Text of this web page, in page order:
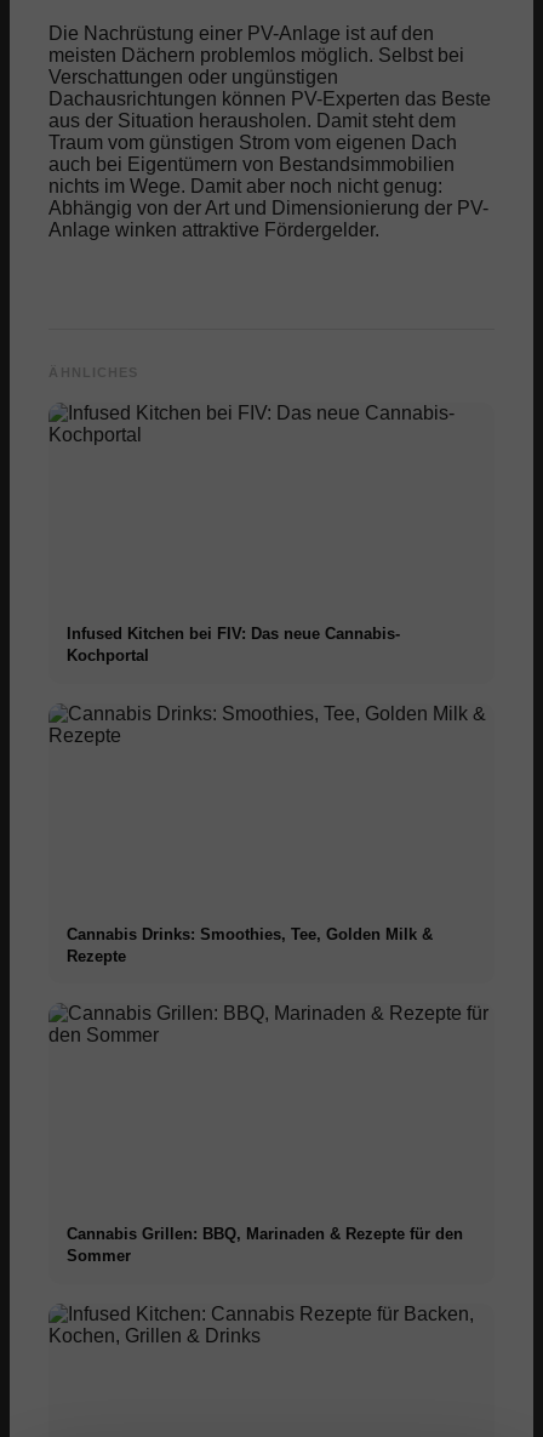
Die Nachrüstung einer PV-Anlage ist auf den
meisten Dächern problemlos möglich. Selbst bei
Verschattungen oder ungünstigen
Dachausrichtungen können PV-Experten das Beste
aus der Situation herausholen. Damit steht dem
Traum vom günstigen Strom vom eigenen Dach
auch bei Eigentümern von Bestandsimmobilien
nichts im Wege. Damit aber noch nicht genug:
Abhängig von der Art und Dimensionierung der PV-
Anlage winken attraktive Fördergelder.
ÄHNLICHES
Infused Kitchen bei FIV: Das neue Cannabis-
Kochportal
Cannabis Drinks: Smoothies, Tee, Golden Milk &
Rezepte
Cannabis Grillen: BBQ, Marinaden & Rezepte für den
Sommer